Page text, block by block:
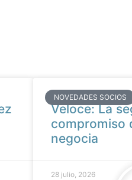
NOVEDADES SOCIOS
Veloce: La
compromiso
negocia
28 julio, 2026